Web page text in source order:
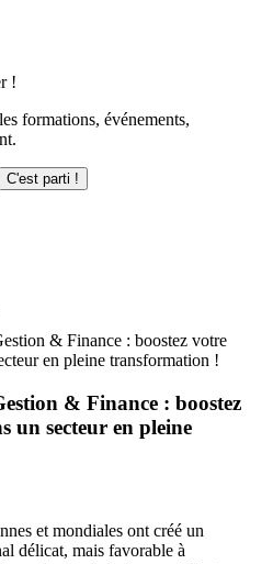
!
formations, événements,
C'est parti !
& Finance : boostez votre
en pleine transformation !
& Finance : boostez
un secteur en pleine
et mondiales ont créé un
délicat, mais favorable à